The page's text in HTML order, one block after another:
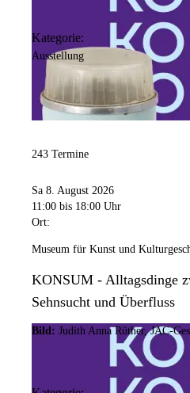
MKK / Jürgen Spiler
Kontakt
Anschrift
Hansastr. 3
Dortmund
barrierefrei im Erdgeschoss
über einen Aufzug zugänglich.
Montag
Geschlossen
20:00 Uhr
Kategorie:
Ausstellung
243 Termine
Sa 8. August 2026
11:00 bis 18:00 Uhr
Ort:
Museum für Kunst und
KONSUM - Alltagsdinge
Sehnsucht und Überfluss
Bild: Judith Anna Rüther, JAC-